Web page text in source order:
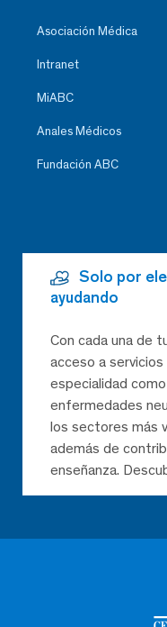
Asociación Médica
Intranet
MiABC
Anales Médicos
Fundación ABC
Solo por
ayudando
Con cada una de
acceso a
especialidad
enfermedades
los sectores más
además de
enseñanza.